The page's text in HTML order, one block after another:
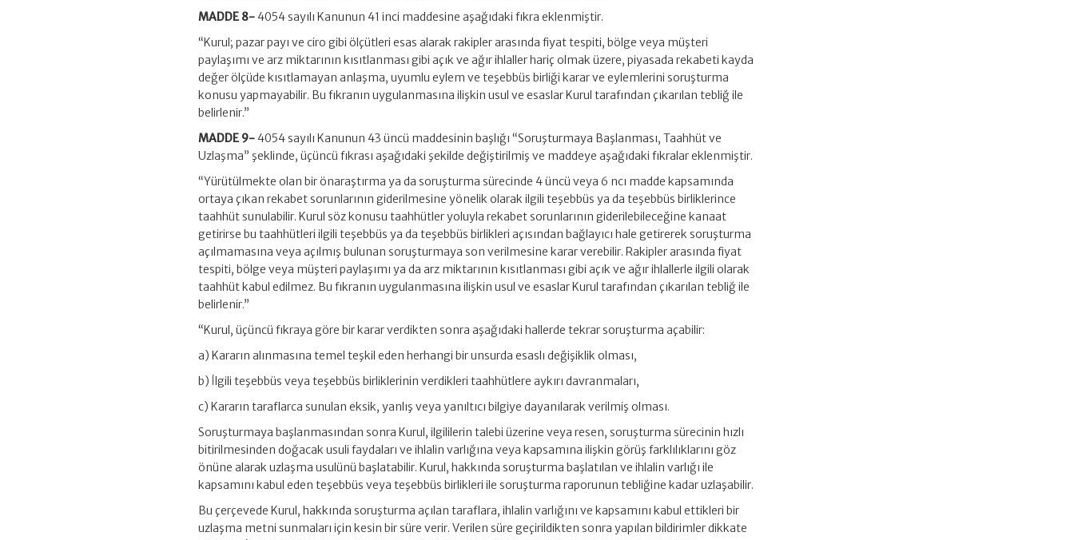
MADDE 8- 4054 sayılı Kanunun 41 inci maddesine aşağıdaki fıkra eklenmiştir.
“Kurul; pazar payı ve ciro gibi ölçütleri esas alarak rakipler arasında fiyat tespiti, bölge veya müşteri
paylaşımı ve arz miktarının kısıtlanması gibi açık ve ağır ihlaller hariç olmak üzere, piyasada rekabeti kayda
değer ölçüde kısıtlamayan anlaşma, uyumlu eylem ve teşebbüs birliği karar ve eylemlerini soruşturma
konusu yapmayabilir. Bu fıkranın uygulanmasına ilişkin usul ve esaslar Kurul tarafından çıkarılan tebliğ ile
belirlenir.”
MADDE 9- 4054 sayılı Kanunun 43 üncü maddesinin başlığı “Soruşturmaya Başlanması, Taahhüt ve
Uzlaşma” şeklinde, üçüncü fıkrası aşağıdaki şekilde değiştirilmiş ve maddeye aşağıdaki fıkralar eklenmiştir.
“Yürütülmekte olan bir önaraştırma ya da soruşturma sürecinde 4 üncü veya 6 ncı madde kapsamında
ortaya çıkan rekabet sorunlarının giderilmesine yönelik olarak ilgili teşebbüs ya da teşebbüs birliklerince
taahhüt sunulabilir. Kurul söz konusu taahhütler yoluyla rekabet sorunlarının giderilebileceğine kanaat
getirirse bu taahhütleri ilgili teşebbüs ya da teşebbüs birlikleri açısından bağlayıcı hale getirerek soruşturma
açılmamasına veya açılmış bulunan soruşturmaya son verilmesine karar verebilir. Rakipler arasında fiyat
tespiti, bölge veya müşteri paylaşımı ya da arz miktarının kısıtlanması gibi açık ve ağır ihlallerle ilgili olarak
taahhüt kabul edilmez. Bu fıkranın uygulanmasına ilişkin usul ve esaslar Kurul tarafından çıkarılan tebliğ ile
belirlenir.”
“Kurul, üçüncü fıkraya göre bir karar verdikten sonra aşağıdaki hallerde tekrar soruşturma açabilir:
a) Kararın alınmasına temel teşkil eden herhangi bir unsurda esaslı değişiklik olması,
b) İlgili teşebbüs veya teşebbüs birliklerinin verdikleri taahhütlere aykırı davranmaları,
c) Kararın taraflarca sunulan eksik, yanlış veya yanıltıcı bilgiye dayanılarak verilmiş olması.
Soruşturmaya başlanmasından sonra Kurul, ilgililerin talebi üzerine veya resen, soruşturma sürecinin hızlı
bitirilmesinden doğacak usuli faydaları ve ihlalin varlığına veya kapsamına ilişkin görüş farklılıklarını göz
önüne alarak uzlaşma usulünü başlatabilir. Kurul, hakkında soruşturma başlatılan ve ihlalin varlığı ile
kapsamını kabul eden teşebbüs veya teşebbüs birlikleri ile soruşturma raporunun tebliğine kadar uzlaşabilir.
Bu çerçevede Kurul, hakkında soruşturma açılan taraflara, ihlalin varlığını ve kapsamını kabul ettikleri bir
uzlaşma metni sunmaları için kesin bir süre verir. Verilen süre geçirildikten sonra yapılan bildirimler dikkate